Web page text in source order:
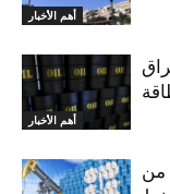
أهم الأخبار
أهم الأخبار
من